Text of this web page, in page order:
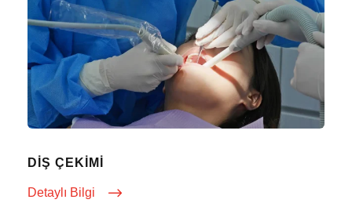
DIŞ ÇEKIMI
Detaylı Bilgi